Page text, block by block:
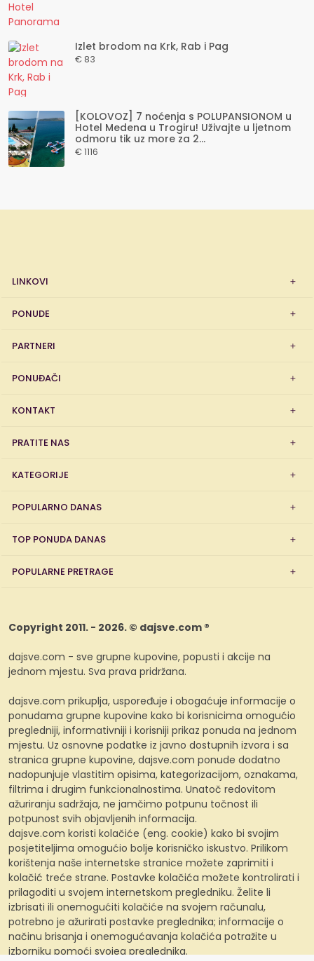
Izlet brodom na Krk, Rab i Pag
€ 83
[KOLOVOZ] 7 noćenja s POLUPANSIONOM u
Hotel Medena u Trogiru! Uživajte u ljetnom
odmoru tik uz more za 2...
€ 1116
LINKOVI
PONUDE
PARTNERI
PONUĐAČI
KONTAKT
PRATITE NAS
KATEGORIJE
POPULARNO DANAS
TOP PONUDA DANAS
POPULARNE PRETRAGE
Copyright 2011. - 2026. © dajsve.com ®
dajsve.com - sve grupne kupovine, popusti i akcije na
jednom mjestu. Sva prava pridržana.
dajsve.com prikuplja, uspoređuje i obogaćuje informacije o
ponudama grupne kupovine kako bi korisnicima omogućio
pregledniji, informativniji i korisniji prikaz ponuda na jednom
mjestu. Uz osnovne podatke iz javno dostupnih izvora i sa
stranica grupne kupovine, dajsve.com ponude dodatno
nadopunjuje vlastitim opisima, kategorizacijom, oznakama,
filtrima i drugim funkcionalnostima. Unatoč redovitom
ažuriranju sadržaja, ne jamčimo potpunu točnost ili
potpunost svih objavljenih informacija.
dajsve.com koristi kolačiće (eng. cookie) kako bi svojim
posjetiteljima omogućio bolje korisničko iskustvo. Prilikom
korištenja naše internetske stranice možete zaprimiti i
kolačić treće strane. Postavke kolačića možete kontrolirati i
prilagoditi u svojem internetskom pregledniku. Želite li
izbrisati ili onemogućiti kolačiće na svojem računalu,
potrebno je ažurirati postavke preglednika; informacije o
načinu brisanja i onemogućavanja kolačića potražite u
izborniku pomoći svojeg preglednika.